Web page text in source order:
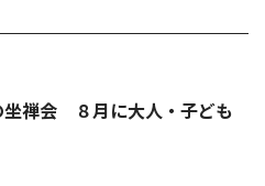
坐禅会 ８月に大人・子ども